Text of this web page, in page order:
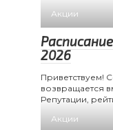
Акции
2026
Приветствуем!
возвращается
Репутации,
Акции